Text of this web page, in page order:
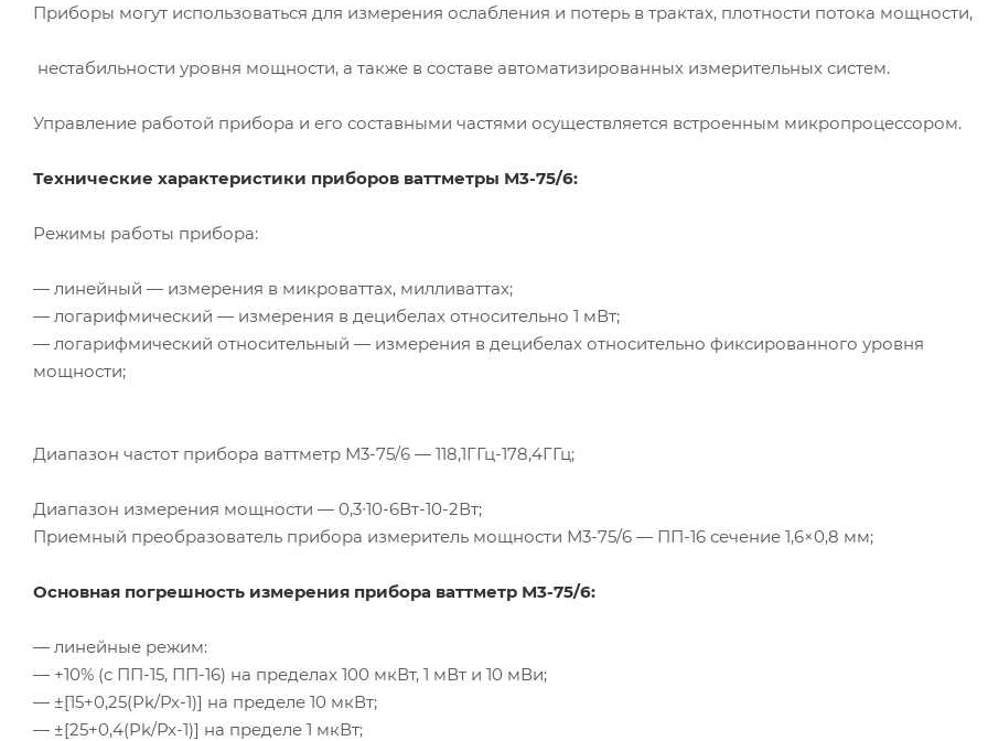
Приборы могут использоваться для измерения ослабления и потерь в трактах, плотности потока мощности,
нестабильности уровня мощности, а также в составе автоматизированных измерительных систем.
Управление работой прибора и его составными частями осуществляется встроенным микропроцессором.
Технические характеристики приборов ваттметры М3-75/6:
Режимы работы прибора:
— линейный — измерения в микроваттах, милливаттах;
— логарифмический — измерения в децибелах относительно 1 мВт;
— логарифмический относительный — измерения в децибелах относительно фиксированного уровня
мощности;
Диапазон частот прибора ваттметр М3-75/6 — 118,1ГГц-178,4ГГц;
Диапазон измерения мощности — 0,3∙10-6Вт-10-2Вт;
Приемный преобразователь прибора измеритель мощности М3-75/6 — ПП-16 сечение 1,6×0,8 мм;
Основная погрешность измерения прибора ваттметр М3-75/6:
— линейные режим:
— +10% (с ПП-15, ПП-16) на пределах 100 мкВт, 1 мВт и 10 мВи;
— ±[15+0,25(Pk/Px-1)] на пределе 10 мкВт;
— ±[25+0,4(Pk/Px-1)] на пределе 1 мкВт;